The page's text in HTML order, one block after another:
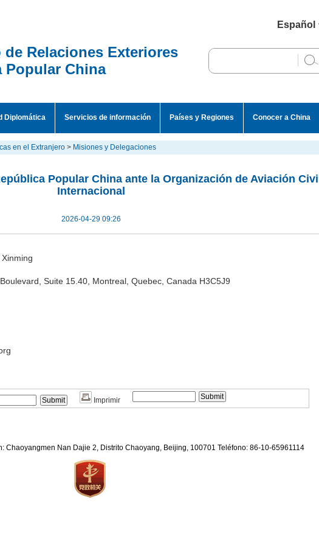
Español
English
Relaciones Exteriores
Popular China
Diplomática Servicios de información Países y Regiones Conocer a China
en el Extranjero > Misiones y Delegaciones
Popular China ante la Organización de Aviación Civil
Internacional
2026-04-29 09:26
Suite 15.40, Montreal, Quebec, Canada H3C5J9
Imprimir
Chaoyangmen Nan Dajie 2, Distrito Chaoyang, Beijing, 100701 Teléfono: 86-10-65961114